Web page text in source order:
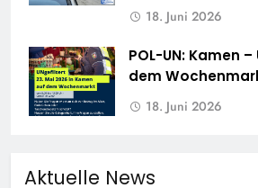
18. Juni 2026
POL-UN: Kamen
dem
18. Juni 2026
Aktuelle News